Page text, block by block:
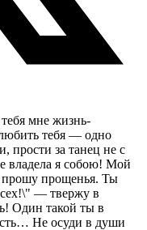
мне жизнь-
тебя — одно
прости за танец не с
владела я собою! Мой
прошу прощенья. Ты
— твержу в
Один такой ты в
Не осуди в души